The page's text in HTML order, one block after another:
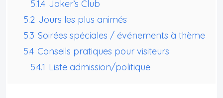
5.1.4 Joker’s Club
5.2 Jours les plus animés
5.3 Soirées spéciales / événements à thème
5.4 Conseils pratiques pour visiteurs
5.4.1 Liste admission/politique